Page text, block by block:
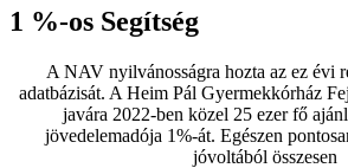
1 %-os Segítség
A NAV nyilvánosságra hozta az ez évi
adatbázisát. A Heim Pál Gyermekkórház
javára 2022-ben közel 25 ezer fő
jövedelemadója 1%-át. Egészen
jóvoltából összesen